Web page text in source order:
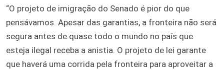
“O projeto de imigração do Senado é pior do que
pensávamos. Apesar das garantias, a fronteira não será
segura antes de quase todo o mundo no país que
esteja ilegal receba a anistia. O projeto de lei garante
que haverá uma corrida pela fronteira para aproveitar a